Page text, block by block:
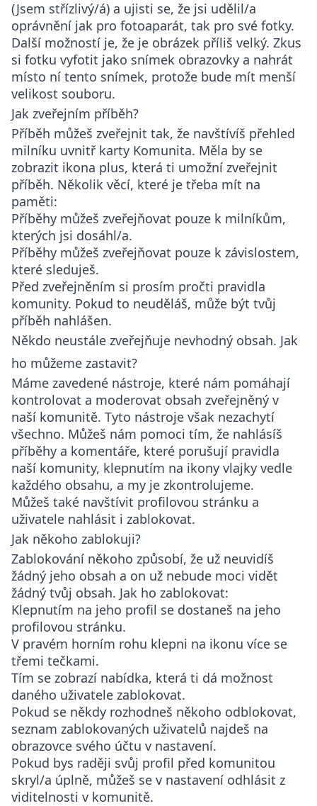
(Jsem střízlivý/á) a ujisti se, že jsi udělil/a
oprávnění jak pro fotoaparát, tak pro své fotky.
Další možností je, že je obrázek příliš velký. Zkus
si fotku vyfotit jako snímek obrazovky a nahrát
místo ní tento snímek, protože bude mít menší
velikost souboru.
Jak zveřejním příběh?
Příběh můžeš zveřejnit tak, že navštívíš přehled
milníku uvnitř karty Komunita. Měla by se
zobrazit ikona plus, která ti umožní zveřejnit
příběh. Několik věcí, které je třeba mít na
paměti:
Příběhy můžeš zveřejňovat pouze k milníkům,
kterých jsi dosáhl/a.
Příběhy můžeš zveřejňovat pouze k závislostem,
které sleduješ.
Před zveřejněním si prosím pročti pravidla
komunity. Pokud to neuděláš, může být tvůj
příběh nahlášen.
Někdo neustále zveřejňuje nevhodný obsah. Jak
ho můžeme zastavit?
Máme zavedené nástroje, které nám pomáhají
kontrolovat a moderovat obsah zveřejněný v
naší komunitě. Tyto nástroje však nezachytí
všechno. Můžeš nám pomoci tím, že nahlásíš
příběhy a komentáře, které porušují pravidla
naší komunity, klepnutím na ikony vlajky vedle
každého obsahu, a my je zkontrolujeme.
Můžeš také navštívit profilovou stránku a
uživatele nahlásit i zablokovat.
Jak někoho zablokuji?
Zablokování někoho způsobí, že už neuvidíš
žádný jeho obsah a on už nebude moci vidět
žádný tvůj obsah. Jak ho zablokovat:
Klepnutím na jeho profil se dostaneš na jeho
profilovou stránku.
V pravém horním rohu klepni na ikonu více se
třemi tečkami.
Tím se zobrazí nabídka, která ti dá možnost
daného uživatele zablokovat.
Pokud se někdy rozhodneš někoho odblokovat,
seznam zablokovaných uživatelů najdeš na
obrazovce svého účtu v nastavení.
Pokud bys raději svůj profil před komunitou
skryl/a úplně, můžeš se v nastavení odhlásit z
viditelnosti v komunitě.